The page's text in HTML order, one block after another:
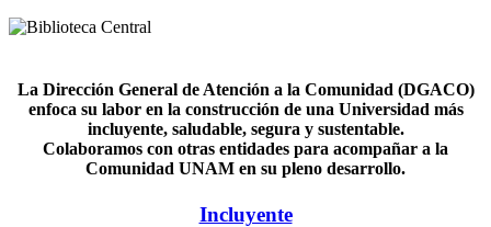
La Dirección General de Atención a la Comunidad (DGACO)
enfoca su labor en la construcción de una Universidad más
incluyente, saludable, segura y sustentable.
Colaboramos con otras entidades para acompañar a la
Comunidad UNAM en su pleno desarrollo.
Incluyente